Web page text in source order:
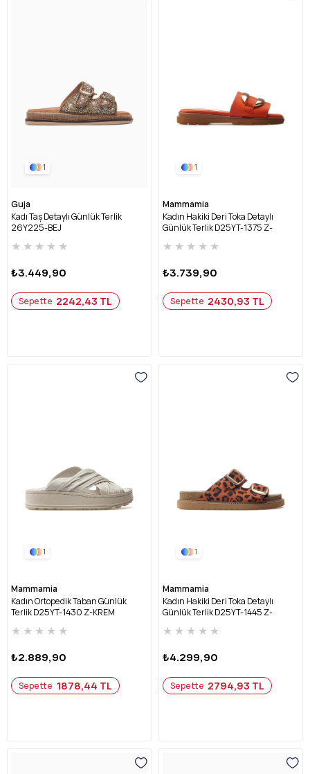
1
Guja
Kadı Taş Detaylı Günlük Terlik
26Y225-BEJ
★ ★ ★ ★ ★
₺3.449,90
Sepette 2242,43 TL
1
Mammamia
Kadın Hakiki Deri Toka Detaylı
Günlük Terlik D25YT-1375 Z-
★ ★ ★ ★ ★
₺3.739,90
Sepette 2430,93 TL
1
Mammamia
Kadın Ortopedik Taban Günlük
Terlik D25YT-1430 Z-KREM
★ ★ ★ ★ ★
₺2.889,90
Sepette 1878,44 TL
1
Mammamia
Kadın Hakiki Deri Toka Detaylı
Günlük Terlik D25YT-1445 Z-
★ ★ ★ ★ ★
₺4.299,90
Sepette 2794,93 TL